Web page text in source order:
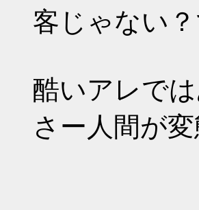
客じゃない
酷いアレで
さー人間が